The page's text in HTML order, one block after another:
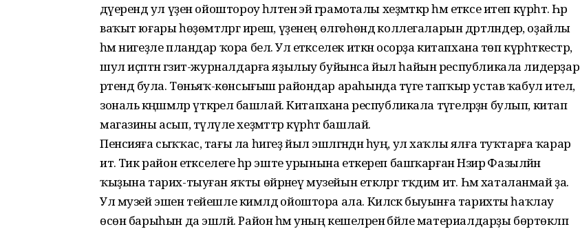
дәүерендә ул үҙен ойоштороу һәләтенә эйә грамоталы хеҙмәткәр һәм етәксе итеп күрһәтә. Һәр
ваҡыт юғары һөҙөмтәләргә ирешә, үҙенең өлгөһөндә коллегаларын дәртләндерә, оҙайлы
һәм нигеҙле пландар ҡора белә. Ул етәкселек иткән осорҙа китапхана төп күрһәткестәр,
шул иҫәптән гәзит-журналдарға яҙылыу буйынса йыл һайын республикала лидерҙар
рәтендә була. Төньяҡ-көнсығыш райондар араһында тәүге тапҡыр устав ҡабул ителә,
зональ кәңәшмәләр үткәрелә башлай. Китапхана республикала тәүгеләрҙән булып, китап
магазины асып, түләүле хеҙмәттәр күрһәтә башлай.
Пенсияға сыҡҡас, тағы ла һигеҙ йыл эшләгәндән һуң, ул хаҡлы ялға туҡтарға ҡарар
итә. Тик район етәкселеге һәр эште урынына еткереп башҡарған Нәзирә Фазылйән
ҡыҙына тарих-тыуған яҡты өйрәнеү музейын етәкләргә тәҡдим итә. Һәм хаталанмай ҙа.
Ул музей эшен тейешле кимәлдә ойоштора ала. Киләсәк быуынға тарихты һаҡлау
өсөн барыһын да эшләй. Район һәм уның кешеләренә бәйле материалдарҙы бөртөкләп